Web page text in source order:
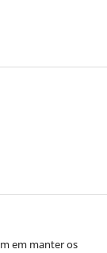
em manter os